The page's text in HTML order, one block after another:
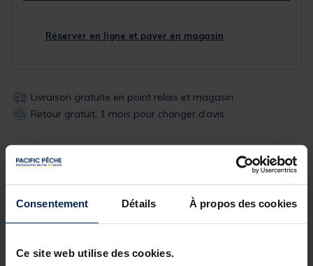
Consentement Détails À propos des cookies
Ce site web utilise des cookies.
Réserver en ligne et payer en magasin
Livraison gratuite en point relais et magasin
Retour gratuit, 1 mois pour changer d’avis
Description & détails
Description